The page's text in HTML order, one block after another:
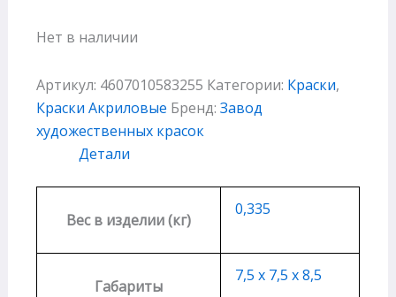
Нет в наличии
Артикул: 4607010583255 Категории: Краски,
Краски Акриловые Бренд: Завод
художественных красок
Детали
Вес в изделии (кг)
0,335
Габариты
7,5 х 7,5 х 8,5